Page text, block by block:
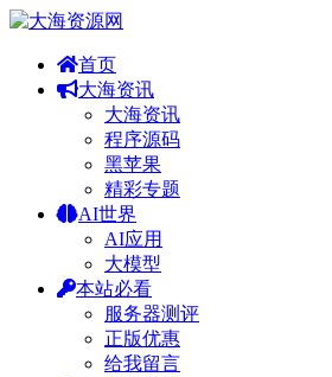
首页
大海资讯
大海资讯
程序源码
黑苹果
精彩专题
AI世界
AI应用
大模型
本站必看
服务器测评
正版优惠
给我留言